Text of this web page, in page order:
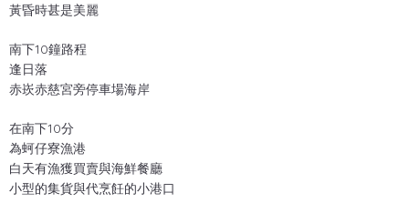
黃昏時甚是美麗
南下10鐘路程
逢日落
赤崁赤慈宮旁停車場海岸
在南下10分
為蚵仔寮漁港
白天有漁獲買賣與海鮮餐廳
小型的集貨與代烹飪的小港口